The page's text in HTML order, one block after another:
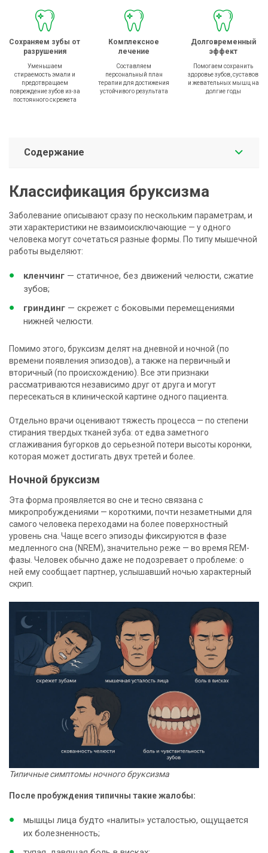
Сохраняем зубы от
разрушения
Уменьшаем
стираемость эмали и
предотвращаем
повреждение зубов из-за
постоянного скрежета
Комплексное
лечение
Составляем
персональный план
терапии для достижения
устойчивого результата
Долговременный
эффект
Помогаем сохранить
здоровье зубов, суставов
и жевательных мышц на
долгие годы
Содержание
Классификация бруксизма
Заболевание описывают сразу по нескольким параметрам, и
эти характеристики не взаимоисключающие — у одного
человека могут сочетаться разные формы. По типу мышечной
работы выделяют:
кленчинг — статичное, без движений челюсти, сжатие
зубов;
гриндинг — скрежет с боковыми перемещениями
нижней челюсти.
Помимо этого, бруксизм делят на дневной и ночной (по
времени появления эпизодов), а также на первичный и
вторичный (по происхождению). Все эти признаки
рассматриваются независимо друг от друга и могут
пересекаться в клинической картине одного пациента.
Отдельно врачи оценивают тяжесть процесса — по степени
стирания твердых тканей зуба: от едва заметного
сглаживания бугорков до серьезной потери высоты коронки,
которая может достигать двух третей и более.
Ночной бруксизм
Эта форма проявляется во сне и тесно связана с
микропробуждениями — короткими, почти незаметными для
самого человека переходами на более поверхностный
уровень сна. Чаще всего эпизоды фиксируются в фазе
медленного сна (NREM), значительно реже — во время REM-
фазы. Человек обычно даже не подозревает о проблеме: о
ней ему сообщает партнер, услышавший ночью характерный
скрип.
Типичные симптомы ночного бруксизма
После пробуждения типичны такие жалобы:
мышцы лица будто «налиты» усталостью, ощущается
их болезненность;